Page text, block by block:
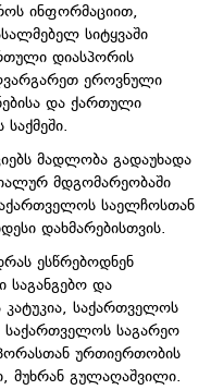
ინფორმაციით,
სიტყვაში
დიასპორის
ეროვნული
და ქართული
მადლობა გადაუხადა
მდგომარეობაში
საელჩოსთან
დახმარებისთვის.
ესწრებოდნენ
საგანგებო და
საქართველოს
საქართველოს საგარეო
ურთიერთობის
მუხრან გულაღაშვილი.